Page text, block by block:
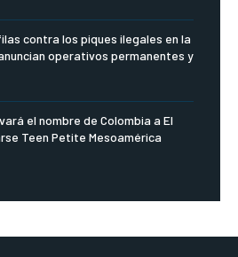
contra los piques ilegales en la
operativos permanentes y
el nombre de Colombia a El
Teen Petite Mesoamérica